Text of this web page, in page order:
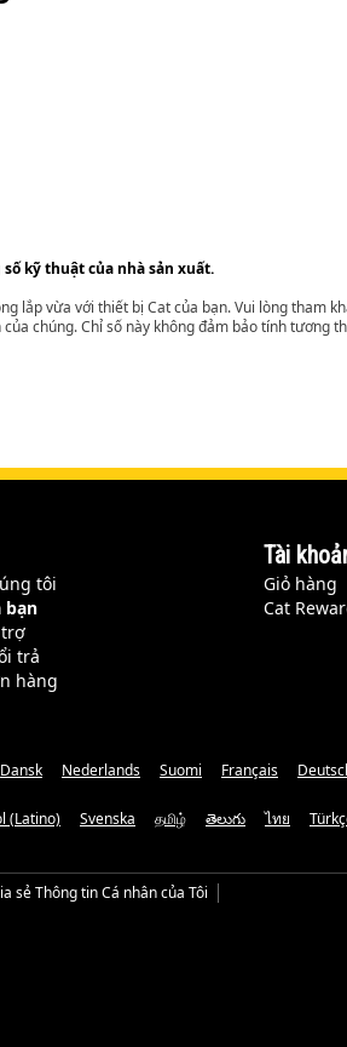
kỹ thuật của nhà sản xuất.
lắp vừa với thiết bị Cat của bạn. Vui lòng tham
chúng. Chỉ số này không đảm bảo tính tương
tôi
bạn
trả
hàng
Tài
Giỏ hàng
Cat
Dansk Nederlands Suomi Français
(Latino) Svenska தமிழ் తెలుగు ไทย
sẻ Thông tin Cá nhân của Tôi